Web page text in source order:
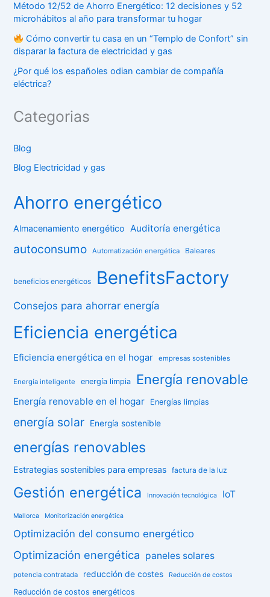
Método 12/52 de Ahorro Energético: 12 decisiones y 52
microhábitos al año para transformar tu hogar
Cómo convertir tu casa en un “Templo de Confort” sin
disparar la factura de electricidad y gas
¿Por qué los españoles odian cambiar de compañía
eléctrica?
Categorias
Blog
Blog Electricidad y gas
Ahorro energético
Almacenamiento energético Auditoría energética
autoconsumo Automatización energética Baleares
beneficios energéticos BenefitsFactory
Consejos para ahorrar energía
Eficiencia energética
Eficiencia energética en el hogar empresas sostenibles
Energía inteligente energía limpia Energía renovable
Energía renovable en el hogar Energías limpias
energía solar Energía sostenible
energías renovables
Estrategias sostenibles para empresas factura de la luz
Gestión energética Innovación tecnológica IoT
Mallorca Monitorización energética
Optimización del consumo energético
Optimización energética paneles solares
potencia contratada reducción de costes Reducción de costos
Reducción de costos energéticos